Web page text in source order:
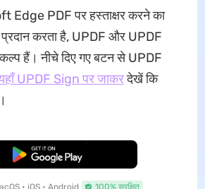
Edge PDF पर हस्ताक्षर करने का
करता है, UPDF और UPDF
हैं। नीचे दिए गए बटन से UPDF
UPDF Sign पर जाकरदेखें कि
मुफ्त डाउनलोड
• iOS • Android 100% सुरक्षित